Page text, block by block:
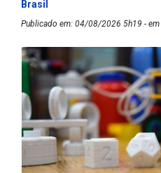
Brasil
Publicado em: 04/08/2026 5h19 - em